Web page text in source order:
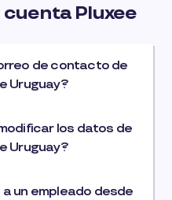
Pluxee
de contacto de
Uruguay?
los datos de
Uruguay?
un empleado desde